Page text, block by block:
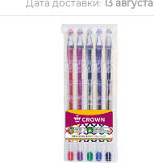
Дата доставки: 13 августа